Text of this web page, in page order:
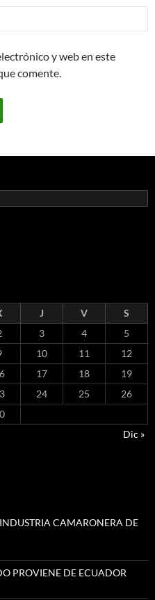
y web en este
comente.
J V
S
3 4
5
10 11
12
17 18
19
24 25
26
Dic »
CAMARONERA DE
PROVIENE DE ECUADOR